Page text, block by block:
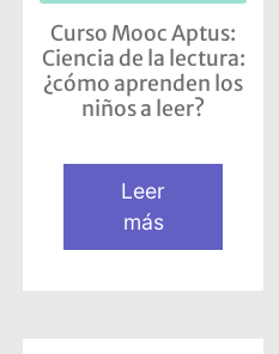
Curso Mooc Aptus:
Ciencia de la lectura:
¿cómo aprenden los
niños a leer?
Leer
más